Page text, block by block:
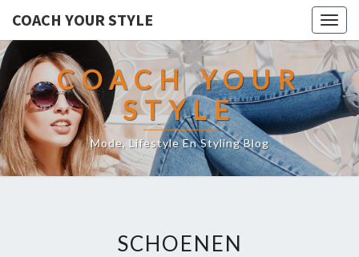
COACH YOUR STYLE
COACH YOUR
STYLE
Mode, Lifestyle En Styling Blog
SCHOENEN